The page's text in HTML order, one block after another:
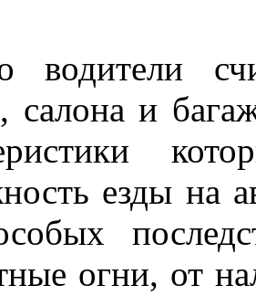
водители
салона и
езды на
огни, от